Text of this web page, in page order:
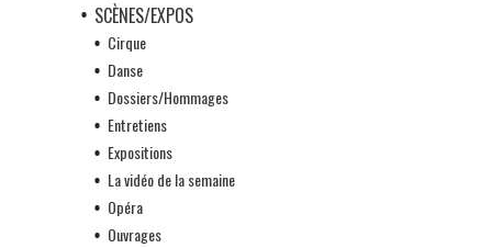
SCÈNES/EXPOS
Cirque
Danse
Dossiers/Hommages
Entretiens
Expositions
La vidéo de la semaine
Opéra
Ouvrages